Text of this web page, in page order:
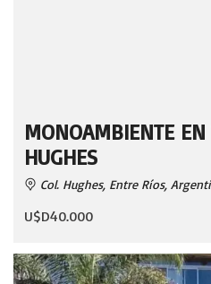
MONOAMBIENTE
HUGHES
Col. Hughes, Entre Ríos,
U$D40.000